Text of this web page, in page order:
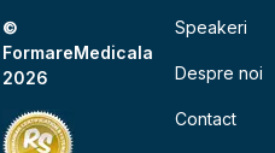
©
FormareMedicala
2026
Speakeri
Despre noi
Contact